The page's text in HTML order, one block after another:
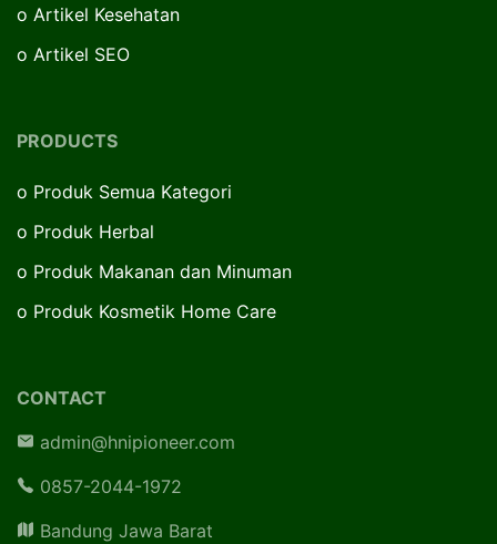
o Artikel Kesehatan
o Artikel SEO
PRODUCTS
o Produk Semua Kategori
o Produk Herbal
o Produk Makanan dan Minuman
o Produk Kosmetik Home Care
CONTACT
admin@hnipioneer.com
0857-2044-1972
Bandung Jawa Barat